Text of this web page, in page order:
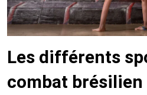
Les différents
combat brésilien